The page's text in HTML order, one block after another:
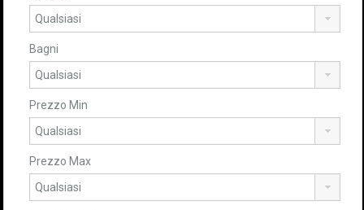
Bagni
Prezzo Min
Prezzo Max